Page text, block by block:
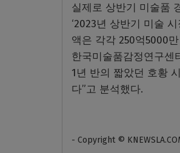
실제로 상반기 미술품
‘2023년 상반기 미술
액은 각각 250억5000
한국미술품감정연구센
1년 반의 짧았던 호황
다”고 분석했다.
- Copyright ©